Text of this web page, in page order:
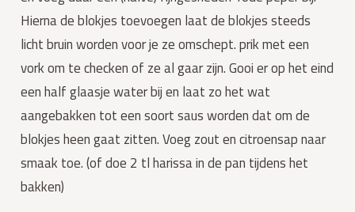
Hierna de blokjes toevoegen laat de blokjes steeds
licht bruin worden voor je ze omschept. prik met een
vork om te checken of ze al gaar zijn. Gooi er op het eind
een half glaasje water bij en laat zo het wat
aangebakken tot een soort saus worden dat om de
blokjes heen gaat zitten. Voeg zout en citroensap naar
smaak toe. (of doe 2 tl harissa in de pan tijdens het
bakken)